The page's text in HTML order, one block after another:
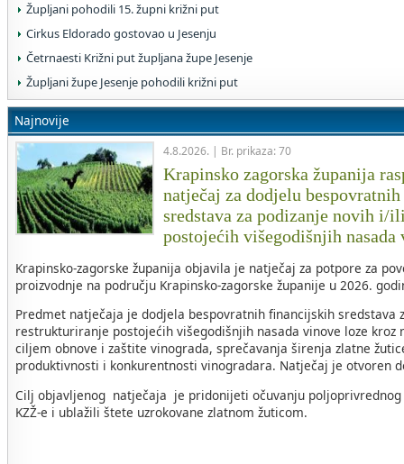
Župljani pohodili 15. župni križni put
Cirkus Eldorado gostovao u Jesenju
Četrnaesti Križni put župljana župe Jesenje
Župljani župe Jesenje pohodili križni put
Najnovije
4.8.2026. | Br. prikaza: 70
Krapinsko zagorska županija
natječaj za dodjelu
sredstava za podizanje novih i/
postojećih višegodišnjih nasada
Krapinsko-zagorske županija objavila je natječaj za potpore za
proizvodnje na području Krapinsko-zagorske županije u 2026.
Predmet natječaja je dodjela bespovratnih financijskih sredstava
restrukturiranje postojećih višegodišnjih nasada vinove loze kroz
ciljem obnove i zaštite vinograda, sprečavanja širenja zlatne
produktivnosti i konkurentnosti vinogradara. Natječaj je otvoren
Cilj objavljenog natječaja je pridonijeti očuvanju
KZŽ-e i ublažili štete uzrokovane zlatnom žuticom.